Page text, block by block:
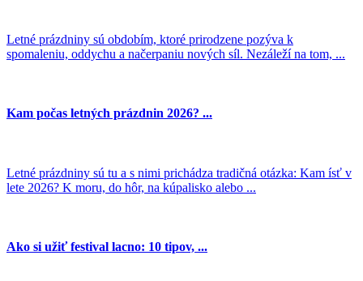
Letné prázdniny sú obdobím, ktoré prirodzene pozýva k
spomaleniu, oddychu a načerpaniu nových síl. Nezáleží na tom, ...
Kam počas letných prázdnin 2026? ...
Letné prázdniny sú tu a s nimi prichádza tradičná otázka: Kam ísť v
lete 2026? K moru, do hôr, na kúpalisko alebo ...
Ako si užiť festival lacno: 10 tipov, ...